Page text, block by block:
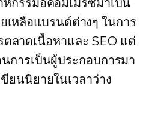
กรรมอีคอมเมิร์ซมาเป็น
เหลือแบรนด์ต่างๆ ในการ
ลาดเนื้อหาและ SEO แต่
การเป็นผู้ประกอบการมา
ยนนิยายในเวลาว่าง